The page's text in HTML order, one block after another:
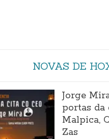
NOVAS DE
Jorge
portas da
Malpica,
Zas